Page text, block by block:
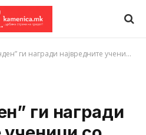
највредните ученици со најммогу изнајмени книги за зимскиот распуст
ги награди